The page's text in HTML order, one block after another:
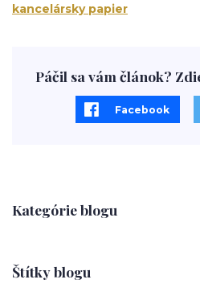
Kategórie blogu
Štítky blogu
kancelársky papier
Páčil sa vám článok?
Facebook